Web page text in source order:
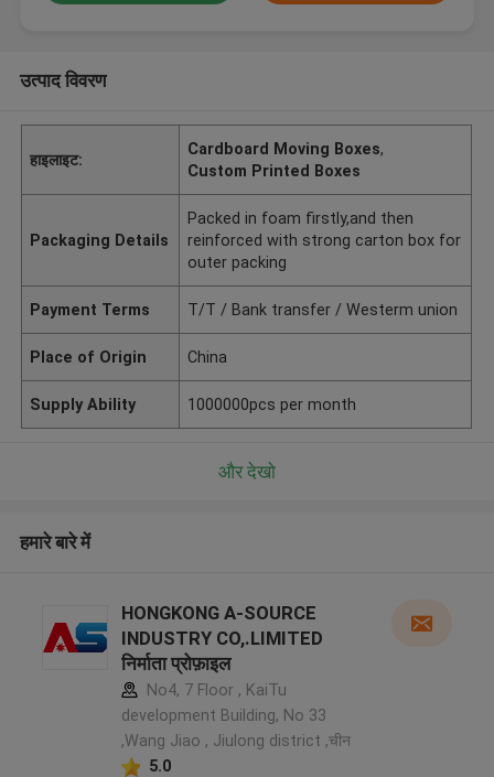
उत्पाद विवरण
हाइलाइट:
Cardboard Moving Boxes,
Custom Printed Boxes
Packaging Details
Packed in foam firstly,and then
reinforced with strong carton box for
outer packing
Payment Terms T/T / Bank transfer / Westerm union
Place of Origin China
Supply Ability 1000000pcs per month
और देखो
हमारे बारे में
HONGKONG A-SOURCE
INDUSTRY CO,.LIMITED
निर्माता प्रोफ़ाइल
No4, 7 Floor , KaiTu
development Building, No 33
,Wang Jiao , Jiulong district ,चीन
5.0